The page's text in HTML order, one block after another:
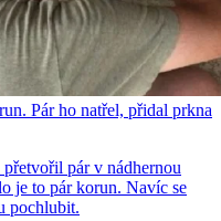
Pár ho natřel, přidal prkna
pár v nádhernou
je to pár korun. Navíc se
pochlubit.